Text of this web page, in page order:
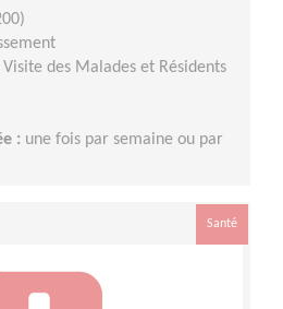
des Malades et Résidents
: une fois par semaine ou par
Santé